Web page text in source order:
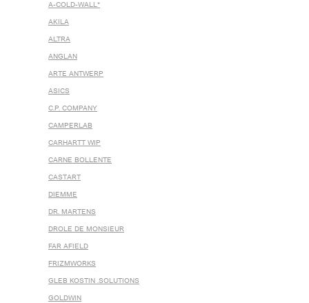
A-COLD-WALL*
AKILA
ALTRA
ANGLAN
ARTE ANTWERP
ASICS
C.P. COMPANY
CAMPERLAB
CARHARTT WIP
CARNE BOLLENTE
CASTART
DIEMME
DR. MARTENS
DROLE DE MONSIEUR
FAR AFIELD
FRIZMWORKS
GLEB KOSTIN .SOLUTIONS
GOLDWIN